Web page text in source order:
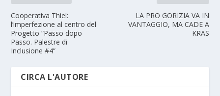
Cooperativa Thiel:
l’imperfezione al centro del
Progetto “Passo dopo
Passo. Palestre di
Inclusione #4”
LA PRO GORIZIA VA IN
VANTAGGIO, MA CADE A
KRAS
CIRCA L'AUTORE